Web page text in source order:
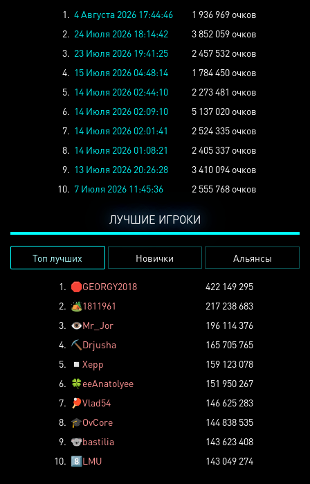
1. 4 Августа 2026 17:44:46
1 936 969 очков
2. 24 Июля 2026 18:14:42
3 852 059 очков
3. 23 Июля 2026 19:41:25
2 457 532 очков
4. 15 Июля 2026 04:48:14
1 784 450 очков
5. 14 Июля 2026 02:44:10
2 273 481 очков
6. 14 Июля 2026 02:09:10
5 137 020 очков
7. 14 Июля 2026 02:01:41
2 524 335 очков
8. 14 Июля 2026 01:08:21
2 405 337 очков
9. 13 Июля 2026 20:26:28
3 410 094 очков
10. 7 Июля 2026 11:45:36 2 555 768 очков
ЛУЧШИЕ ИГРОКИ
Топ лучших Новички Альянсы
1. 🛑GEORGY2018
422 149 295
2. 🏕️1811961
217 238 683
3. 👁️Mr_Jor
196 114 376
4. ⛏️ Drjusha
165 705 765
5.
◽ Xepp
159 123 078
6. 🍀eeAnatolyee
151 950 267
7.
🏓Vlad54
146 625 283
8. 🎓OvCore
144 838 535
9. 🐨bastilia
143 623 408
10. 8️⃣LMU 143 049 274